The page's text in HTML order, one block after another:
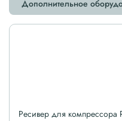
Дополнительное
Ресивер для компрессора